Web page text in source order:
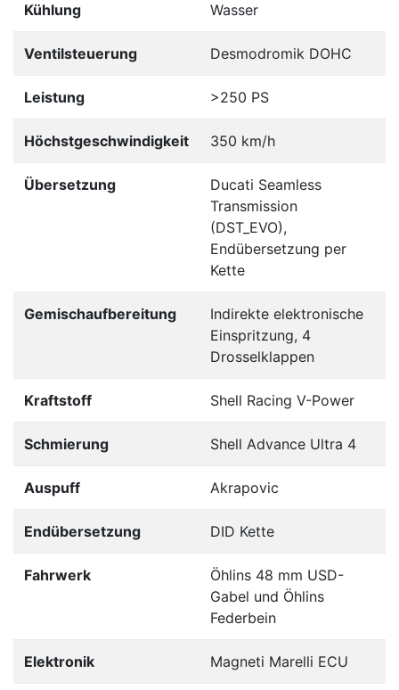
Kühlung Wasser
Ventilsteuerung Desmodromik DOHC
Leistung >250 PS
Höchstgeschwindigkeit 350 km/h
Übersetzung
Ducati Seamless
Transmission
(DST_EVO),
Endübersetzung per
Kette
Gemischaufbereitung
Indirekte elektronische
Einspritzung, 4
Drosselklappen
Kraftstoff Shell Racing V-Power
Schmierung Shell Advance Ultra 4
Auspuff Akrapovic
Endübersetzung DID Kette
Fahrwerk
Öhlins 48 mm USD-
Gabel und Öhlins
Federbein
Elektronik Magneti Marelli ECU